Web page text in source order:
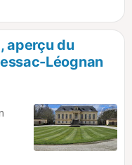
aperçu du
Léognan